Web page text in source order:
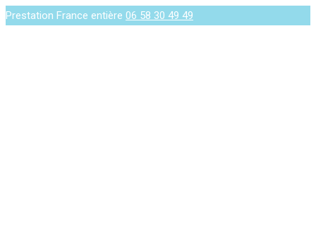
Prestation France entière 06 58 30 49 49